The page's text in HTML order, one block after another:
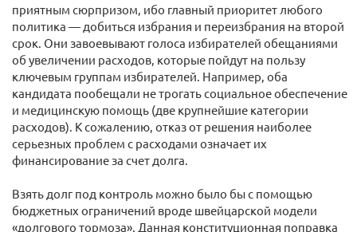
приятным сюрпризом, ибо главный приоритет любого
политика — добиться избрания и переизбрания на второй
срок. Они завоевывают голоса избирателей обещаниями
об увеличении расходов, которые пойдут на пользу
ключевым группам избирателей. Например, оба
кандидата пообещали не трогать социальное обеспечение
и медицинскую помощь (две крупнейшие категории
расходов). К сожалению, отказ от решения наиболее
серьезных проблем с расходами означает их
финансирование за счет долга.
Взять долг под контроль можно было бы с помощью
бюджетных ограничений вроде швейцарской модели
«долгового тормоза». Данная конституционная поправка